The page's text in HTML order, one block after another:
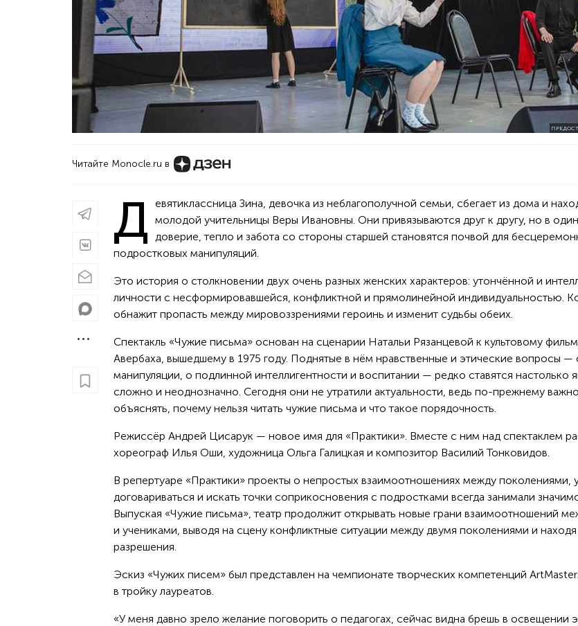
Читайте Monocle.ru в
Д евятиклассница Зина, девочка из неблагополучной семьи, сбегает из дома и
молодой учительницы Веры Ивановны. Они привязываются друг к другу, но в
доверие, тепло и забота со стороны старшей становятся почвой для
подростковых манипуляций.
Это история о столкновении двух очень разных женских характеров: утончённой и
личности с несформировавшейся, конфликтной и прямолинейной индивидуальностью.
обнажит пропасть между мировоззрениями героинь и изменит судьбы обеих.
Спектакль «Чужие письма» основан на сценарии Натальи Рязанцевой к культовому
Авербаха, вышедшему в 1975 году. Поднятые в нём нравственные и этические вопросы —
манипуляции, о подлинной интеллигентности и воспитании — редко ставятся настолько
сложно и неоднозначно. Сегодня они не утратили актуальности, ведь по-прежнему
объяснять, почему нельзя читать чужие письма и что такое порядочность.
Режиссёр Андрей Цисарук — новое имя для «Практики». Вместе с ним над спектаклем
хореограф Илья Оши, художница Ольга Галицкая и композитор Василий Тонковидов.
В репертуаре «Практики» проекты о непростых взаимоотношениях между поколениями,
договариваться и искать точки соприкосновения с подростками всегда занимали
Выпуская «Чужие письма», театр продолжит открывать новые грани взаимоотношений
и учениками, выводя на сцену конфликтные ситуации между двумя поколениями и
разрешения.
Эскиз «Чужих писем» был представлен на чемпионате творческих компетенций
в тройку лауреатов.
«У меня давно зрело желание поговорить о педагогах, сейчас видна брешь в освещении